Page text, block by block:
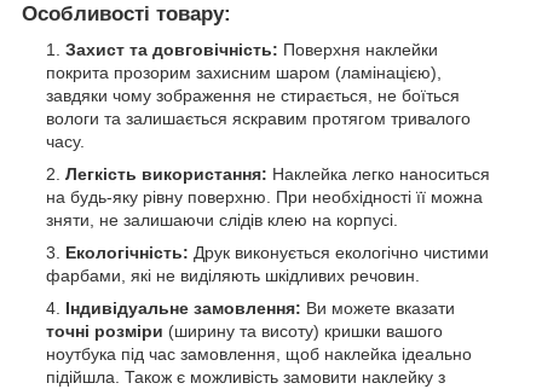
Особливості товару:
Захист та довговічність: Поверхня наклейки
покрита прозорим захисним шаром (ламінацією),
завдяки чому зображення не стирається, не боїться
вологи та залишається яскравим протягом тривалого
часу.
Легкість використання: Наклейка легко наноситься
на будь-яку рівну поверхню. При необхідності її можна
зняти, не залишаючи слідів клею на корпусі.
Екологічність: Друк виконується екологічно чистими
фарбами, які не виділяють шкідливих речовин.
Індивідуальне замовлення: Ви можете вказати
точні розміри (ширину та висоту) кришки вашого
ноутбука під час замовлення, щоб наклейка ідеально
підійшла. Також є можливість замовити наклейку з